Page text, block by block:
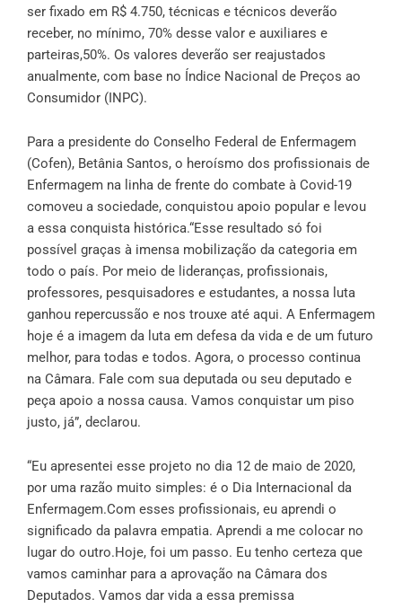
ser fixado em R$ 4.750, técnicas e técnicos deverão
receber, no mínimo, 70% desse valor e auxiliares e
parteiras,50%. Os valores deverão ser reajustados
anualmente, com base no Índice Nacional de Preços ao
Consumidor (INPC).
Para a presidente do Conselho Federal de Enfermagem
(Cofen), Betânia Santos, o heroísmo dos profissionais de
Enfermagem na linha de frente do combate à Covid-19
comoveu a sociedade, conquistou apoio popular e levou
a essa conquista histórica.“Esse resultado só foi
possível graças à imensa mobilização da categoria em
todo o país. Por meio de lideranças, profissionais,
professores, pesquisadores e estudantes, a nossa luta
ganhou repercussão e nos trouxe até aqui. A Enfermagem
hoje é a imagem da luta em defesa da vida e de um futuro
melhor, para todas e todos. Agora, o processo continua
na Câmara. Fale com sua deputada ou seu deputado e
peça apoio a nossa causa. Vamos conquistar um piso
justo, já”, declarou.
“Eu apresentei esse projeto no dia 12 de maio de 2020,
por uma razão muito simples: é o Dia Internacional da
Enfermagem.Com esses profissionais, eu aprendi o
significado da palavra empatia. Aprendi a me colocar no
lugar do outro.Hoje, foi um passo. Eu tenho certeza que
vamos caminhar para a aprovação na Câmara dos
Deputados. Vamos dar vida a essa premissa